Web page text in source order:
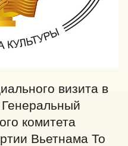
визита в
комитета
Вьетнама То